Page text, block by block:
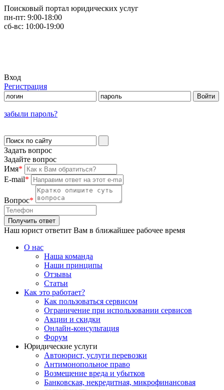
Поисковый портал юридических услуг
пн-пт: 9:00-18:00
сб-вс: 10:00-19:00
Вход
Регистрация
забыли пароль?
Задать вопрос
Задайте вопрос
Имя*
E-mail*
Вопрос*
Наш юрист ответит Вам в ближайшее рабочее время
О нас
Наша команда
Наши принципы
Отзывы
Статьи
Как это работает?
Как пользоваться сервисом
Ограничение при использовании сервисов
Акции и скидки
Онлайн-консультация
Форум
Юридические услуги
Автоюрист, услуги перевозки
Антимонопольное право
Возмещение вреда и убытков
Банковская, некредитная, микрофинансовая